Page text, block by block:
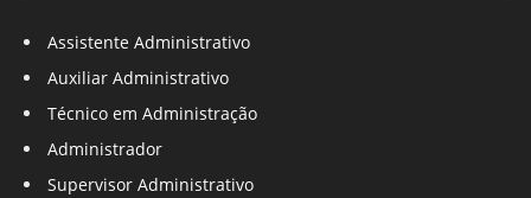
Assistente Administrativo
Auxiliar Administrativo
Técnico em Administração
Administrador
Supervisor Administrativo